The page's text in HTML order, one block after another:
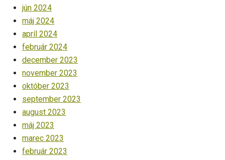
jún 2024
máj 2024
apríl 2024
február 2024
december 2023
november 2023
október 2023
september 2023
august 2023
máj 2023
marec 2023
február 2023